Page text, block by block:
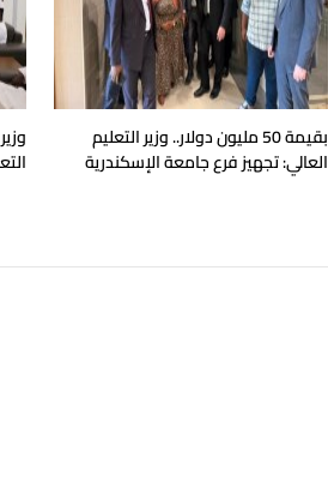
بقيمة 50 مليون دولار.. وزير التعليم
العالي: تجهيز فرع جامعة الإسكندرية